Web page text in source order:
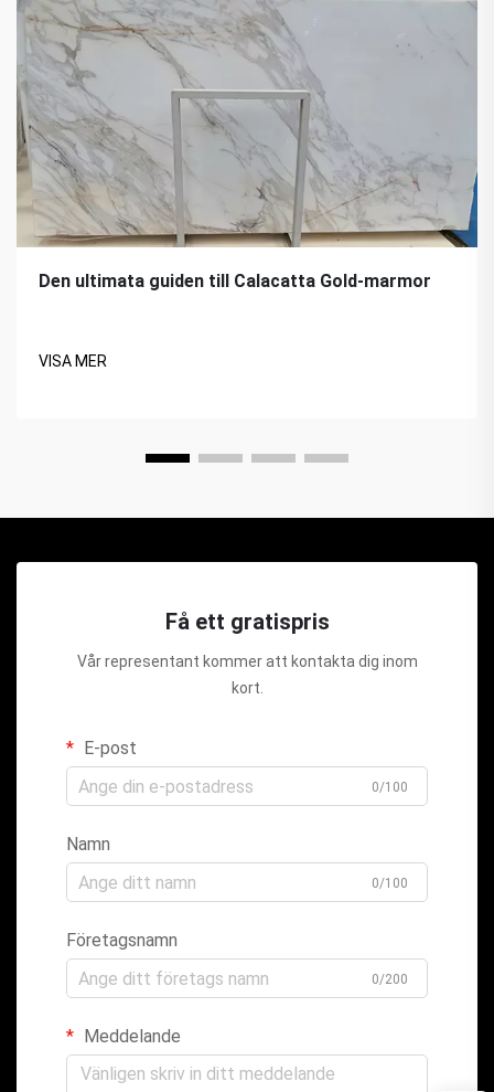
Den ultimata guiden till Calacatta Gold-marmor
VISA MER
Få ett gratispris
Vår representant kommer att kontakta dig inom
kort.
E-post
0/100
Namn
0/100
Företagsnamn
0/200
Meddelande